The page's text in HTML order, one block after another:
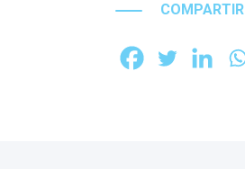
COMPARTIR